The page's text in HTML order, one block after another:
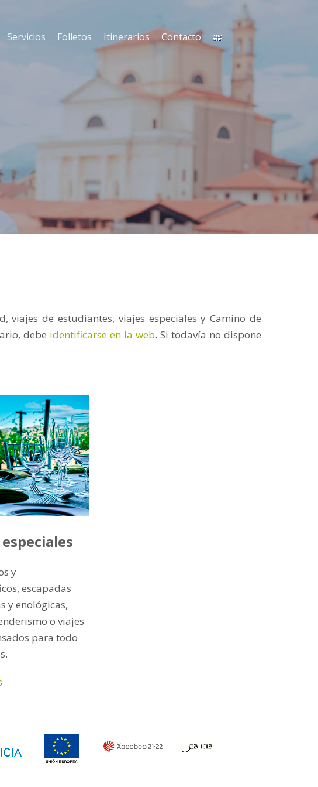
Servicios Folletos Itinerarios Contacto
de estudiantes, viajes especiales y Camino de
debe identificarse en la web. Si todavía no dispone
y
escapadas
y enológicas,
o viajes
para todo